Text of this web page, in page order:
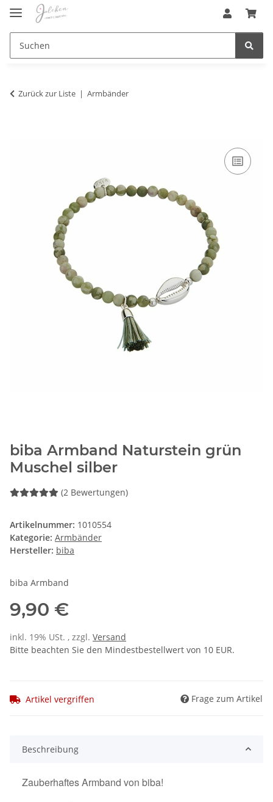
Zurück zur Liste Armbänder
biba Armband Naturstein grün
Muschel silber
(2 Bewertungen)
Artikelnummer: 1010554
Kategorie: Armbänder
Hersteller: biba
biba Armband
9,90 €
inkl. 19% USt. , zzgl. Versand
Bitte beachten Sie den Mindestbestellwert von 10 EUR.
Artikel vergriffen Frage zum Artikel
Beschreibung
Zauberhaftes Armband von biba!